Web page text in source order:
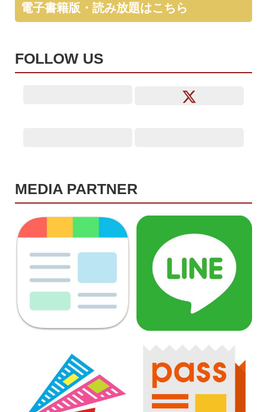
電子書籍版・読み放題はこちら
FOLLOW US
MEDIA PARTNER